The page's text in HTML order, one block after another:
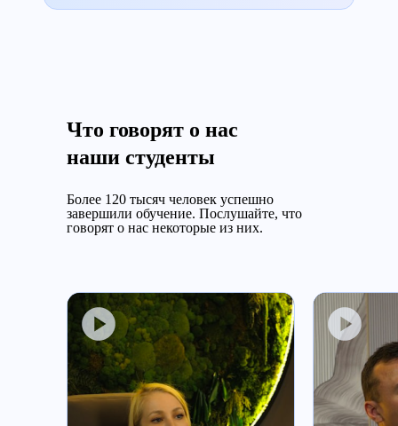
Что говорят о нас
наши студенты
Более 120 тысяч человек успешно
завершили обучение. Послушайте, что
говорят о нас некоторые из них.